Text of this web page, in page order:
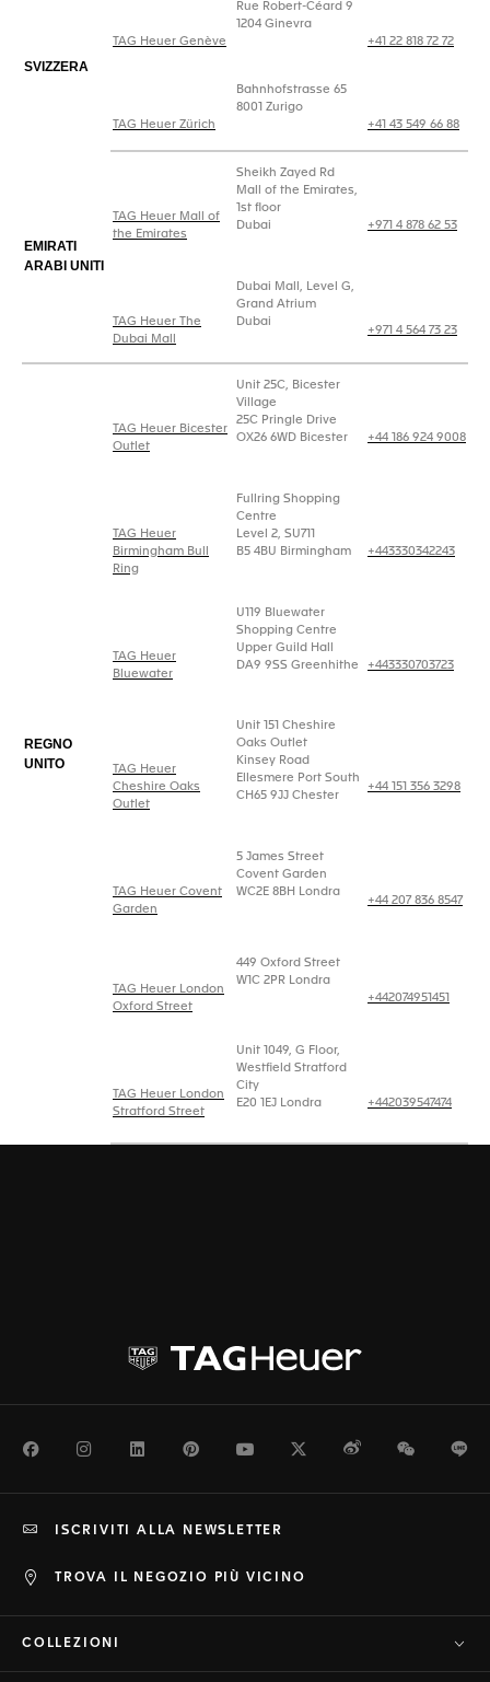
SVIZZERA
TAG Heuer Genève
Rue Robert-Céard 9
1204 Ginevra
+41 22 818 72 72
TAG Heuer Zürich
Bahnhofstrasse 65
8001 Zurigo
+41 43 549 66 88
EMIRATI
ARABI UNITI
TAG Heuer Mall of
the Emirates
Sheikh Zayed Rd
Mall of the Emirates,
1st floor
Dubai
+971 4 878 62 53
TAG Heuer The
Dubai Mall
Dubai Mall, Level G,
Grand Atrium
Dubai
+971 4 564 73 23
REGNO
UNITO
TAG Heuer Bicester
Outlet
Unit 25C, Bicester
Village
25C Pringle Drive
OX26 6WD Bicester
+44 186 924 9008
TAG Heuer
Birmingham Bull
Ring
Fullring Shopping
Centre
Level 2, SU711
B5 4BU Birmingham
+443330342243
TAG Heuer
Bluewater
U119 Bluewater
Shopping Centre
Upper Guild Hall
DA9 9SS Greenhithe
+443330703723
TAG Heuer
Cheshire Oaks
Outlet
Unit 151 Cheshire
Oaks Outlet
Kinsey Road
Ellesmere Port South
CH65 9JJ Chester
+44 151 356 3298
TAG Heuer Covent
Garden
5 James Street
Covent Garden
WC2E 8BH Londra
+44 207 836 8547
TAG Heuer London
Oxford Street
449 Oxford Street
W1C 2PR Londra
+442074951451
TAG Heuer London
Stratford Street
Unit 1049, G Floor,
Westfield Stratford
City
E20 1EJ Londra
+442039547474
FacebookInstagramLinkedInPinterestYoutubeTwitterWeiboWeChat
TROVA IL NEGOZIO PIÙ VICINO
ISCRIVITI ALLA NEWSLETTER
COLLEZIONI